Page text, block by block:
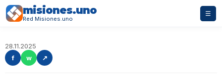
misiones.uno
Red Misiones.uno
☰
28.11.2025
f
w ↗